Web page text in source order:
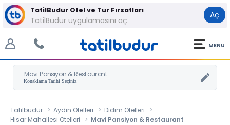
TatilBudur Otel ve Tur Fırsatları
TatilBudur uygulamasını aç
Aç
MENU
Mavi Pansiyon & Restaurant
Tatilbudur Aydın Otelleri
Didim Otelleri
Hisar Mahallesi Otelleri
Mavi Pansiyon & Restaurant